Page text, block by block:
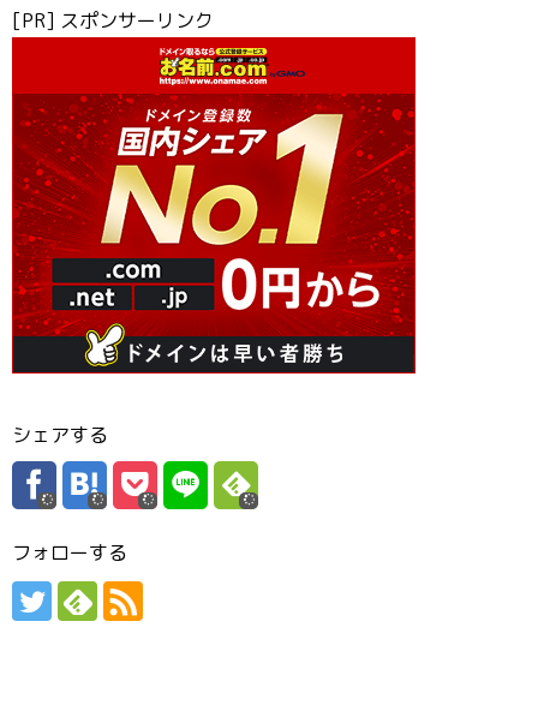
[PR] スポンサーリンク
シェアする
フォローする